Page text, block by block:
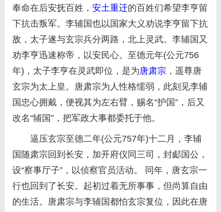
奉命在后安抚百姓， 安土重迁的百姓们希望李亨留
下抗击叛军。李辅国也以国家大义劝说李亨留下抗
敌，太子遂与玄宗兵分两路，北上灵武。李辅国又
劝李亨迅速称帝，以安民心。至德元年(公元756
年)，太子李亨在灵武即位，是为唐肃宗 ，遥尊唐
玄宗为太上皇。唐肃宗为人性格懦弱，此刻见李辅
国忠心拥戴，便视其为左右臂，赐名“护国”，后又
改名“辅国”，把军政大事都委托于他。
逼压玄宗至德二年(公元757年)十二月，李辅
国随肃宗回到长安，加开府仪同三司，封郕国公，
设“察事厅子”，以侦察官员活动。 同年，唐玄宗一
行也回到了长安。起初过着无所事事，但尚算自由
的生活。唐肃宗与李辅国都怕玄宗复位，因此在唐